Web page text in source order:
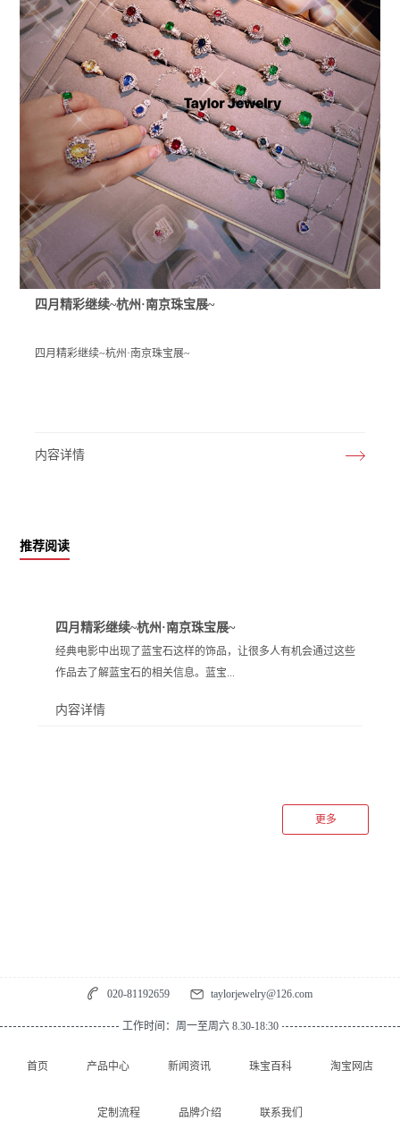
四月精彩继续~杭州·南京珠宝展~
四月精彩继续~杭州·南京珠宝展~
内容详情
推荐阅读
更多
四月精彩继续~杭州·南京珠宝展~
经典电影中出现了蓝宝石这样的饰品，让很多人有机会通过这些
作品去了解蓝宝石的相关信息。蓝宝...
吊坠的规格多种多样蓝宝石吊坠能够在很多人心中比较受到欢迎
是因为宝石本身的大小和形状有很多种，而且即使是比较大克拉
体的服装造型因为蓝宝石的存在高级感强烈一...
内容详情
020-81192659 taylorjewelry@126.com
工作时间：周一至周六 8.30-18:30
首页 产品中心 新闻资讯 珠宝百科 淘宝网店
定制流程 品牌介绍 联系我们